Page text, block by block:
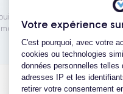
Votre expérience
Plateforme de
C'est pourquoi, avec votre
cookies ou technologies
données personnelles
adresses IP et les
retirer votre consentement
L'expert du reconditionné
10 ans, nous reconditionnons
tous nos produits pour un
de qualité.